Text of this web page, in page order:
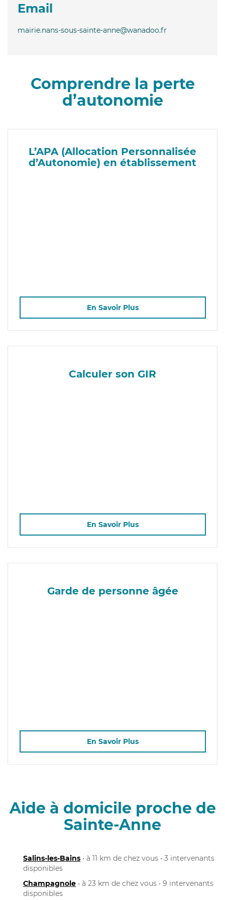
Email
mairie.nans-sous-sainte-anne@wanadoo.fr
Comprendre la perte
d’autonomie
L’APA (Allocation Personnalisée
d’Autonomie) en établissement
En Savoir Plus
Calculer son GIR
En Savoir Plus
Garde de personne âgée
En Savoir Plus
Aide à domicile proche de
Sainte-Anne
Salins-les-Bains • à 11 km de chez vous • 3 intervenants
disponibles
Champagnole • à 23 km de chez vous • 9 intervenants
disponibles